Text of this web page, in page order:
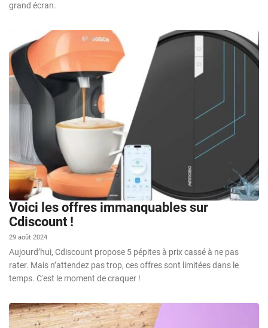
grand écran.
Voici les offres immanquables sur
Cdiscount !
29 août 2024
Aujourd’hui, Cdiscount propose 5 pépites à prix cassé à ne pas
rater. Mais n’attendez pas trop, ces offres sont limitées dans le
temps. C'est le moment de craquer !